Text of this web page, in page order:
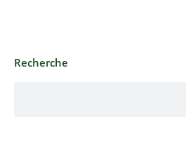
Recherche